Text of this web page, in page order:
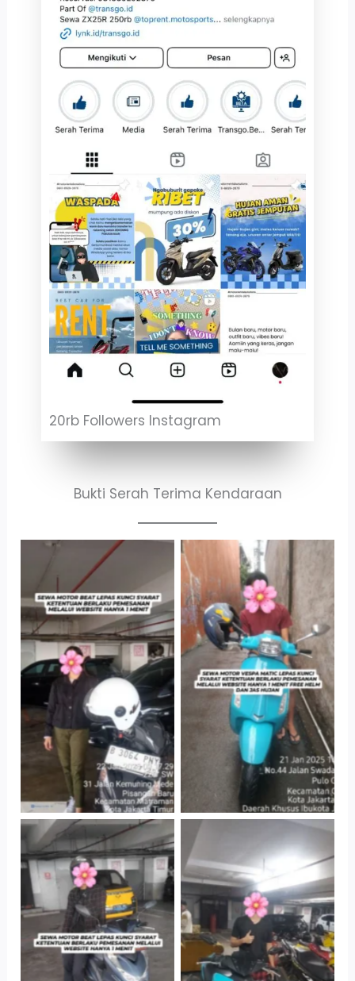
20rb Followers Instagram
Bukti Serah Terima Kendaraan
Cityplaza
Jatinegara Gedung
Parkir P6A
Antar Jemput
Kendaraan
Cityplaza
Jatinegara Gedung
Cityplaza
Jatinegara Gedung